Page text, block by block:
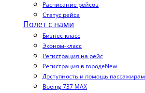
Расписание рейсов
Статус рейса
Полет с нами
Бизнес-класс
Эконом-класс
Регистрация на рейс
Регистрация в городеNew
Доступность и помощь пассажирам
Boeing 737 MAX